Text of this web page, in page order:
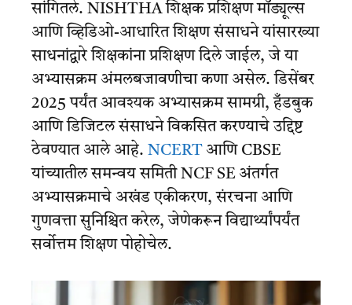
सांगितले. NISHTHA शिक्षक प्रशिक्षण मॉड्यूल्स
आणि व्हिडिओ-आधारित शिक्षण संसाधने यांसारख्या
साधनांद्वारे शिक्षकांना प्रशिक्षण दिले जाईल, जे या
अभ्यासक्रम अंमलबजावणीचा कणा असेल. डिसेंबर
2025 पर्यंत आवश्यक अभ्यासक्रम सामग्री, हँडबुक
आणि डिजिटल संसाधने विकसित करण्याचे उद्दिष्ट
ठेवण्यात आले आहे. NCERT आणि CBSE
यांच्यातील समन्वय समिती NCF SE अंतर्गत
अभ्यासक्रमाचे अखंड एकीकरण, संरचना आणि
गुणवत्ता सुनिश्चित करेल, जेणेकरून विद्यार्थ्यांपर्यंत
सर्वोत्तम शिक्षण पोहोचेल.